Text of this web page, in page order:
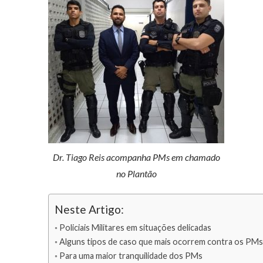
Dr. Tiago Reis acompanha PMs em chamado
no Plantão
Neste Artigo:
Policiais Militares em situações delicadas
Alguns tipos de caso que mais ocorrem contra os
Para uma maior tranquilidade dos PMs